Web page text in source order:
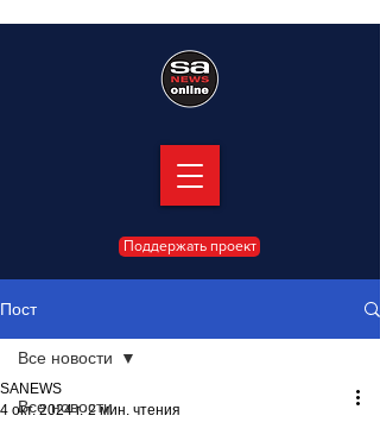
Поддержать проект
Пост
Все новости
Все новости
SANEWS
4 окт. 2024 г. 2 мин. чтения